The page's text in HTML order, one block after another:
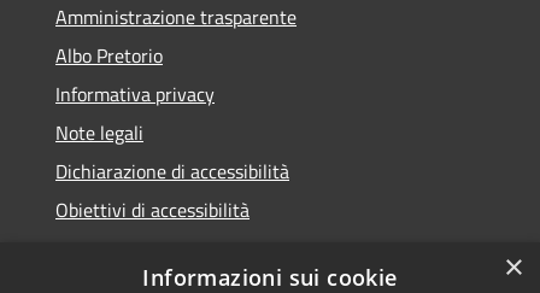
Amministrazione trasparente
Albo Pretorio
Informativa privacy
Note legali
Dichiarazione di accessibilità
Obiettivi di accessibilità
×
Informazioni sui cookie